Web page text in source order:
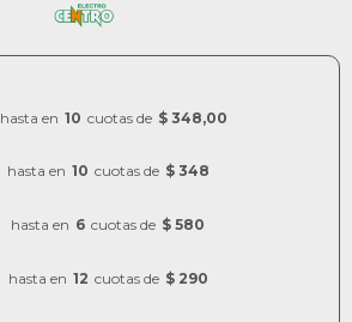
hasta en 10 cuotas de $ 348,00
hasta en 10 cuotas de $ 348
hasta en 6 cuotas de $ 580
hasta en 12 cuotas de $ 290